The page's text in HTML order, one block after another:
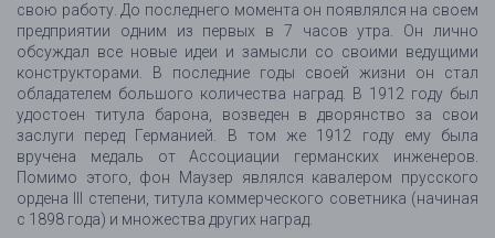
свою работу. До последнего момента он появлялся на своем
предприятии одним из первых в 7 часов утра. Он лично
обсуждал все новые идеи и замысли со своими ведущими
конструкторами. В последние годы своей жизни он стал
обладателем большого количества наград. В 1912 году был
удостоен титула барона, возведен в дворянство за свои
заслуги перед Германией. В том же 1912 году ему была
вручена медаль от Ассоциации германских инженеров.
Помимо этого, фон Маузер являлся кавалером прусского
ордена III степени, титула коммерческого советника (начиная
с 1898 года) и множества других наград.